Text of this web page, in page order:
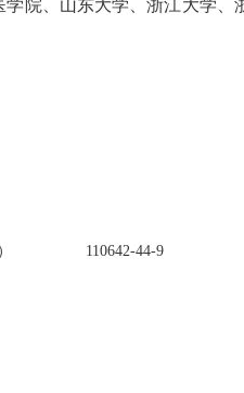
院、山东大学、浙江大学、
藿定 I）
110642-44-9